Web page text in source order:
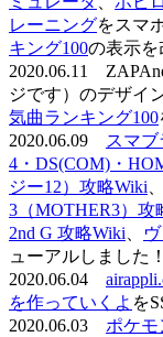
レーニングをスマ
キング100の表示を
2020.06.11
ジです）のデザイ
気曲ランキング100
2020.06.09
スマ
4・DS(COM)・
ジー12）攻略Wiki
3（MOTHER3）攻
2nd G 攻略Wiki
ューアルしました！
2020.06.04
を作っていくよ を
2020.06.03 ポケ